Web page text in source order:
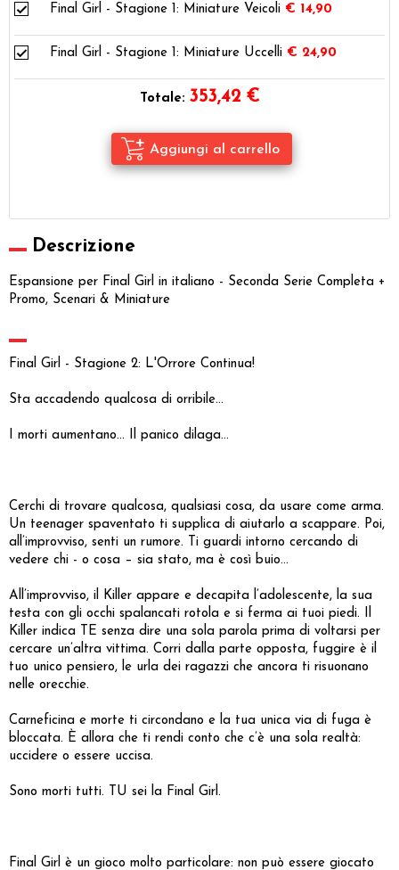
Final Girl - Stagione 1: Miniature Veicoli € 14,90
Final Girl - Stagione 1: Miniature Uccelli € 24,90
Totale: 353,42 €
Descrizione
Espansione per Final Girl in italiano - Seconda Serie Completa +
Promo, Scenari & Miniature
Final Girl - Stagione 2: L'Orrore Continua!
Sta accadendo qualcosa di orribile...
I morti aumentano... Il panico dilaga...
Cerchi di trovare qualcosa, qualsiasi cosa, da usare come arma.
Un teenager spaventato ti supplica di aiutarlo a scappare. Poi,
all’improvviso, senti un rumore. Ti guardi intorno cercando di
vedere chi - o cosa – sia stato, ma è così buio...
All’improvviso, il Killer appare e decapita l’adolescente, la sua
testa con gli occhi spalancati rotola e si ferma ai tuoi piedi. Il
Killer indica TE senza dire una sola parola prima di voltarsi per
cercare un’altra vittima. Corri dalla parte opposta, fuggire è il
tuo unico pensiero, le urla dei ragazzi che ancora ti risuonano
nelle orecchie.
Carneficina e morte ti circondano e la tua unica via di fuga è
bloccata. È allora che ti rendi conto che c’è una sola realtà:
uccidere o essere uccisa.
Sono morti tutti. TU sei la Final Girl.
Final Girl è un gioco molto particolare: non può essere giocato